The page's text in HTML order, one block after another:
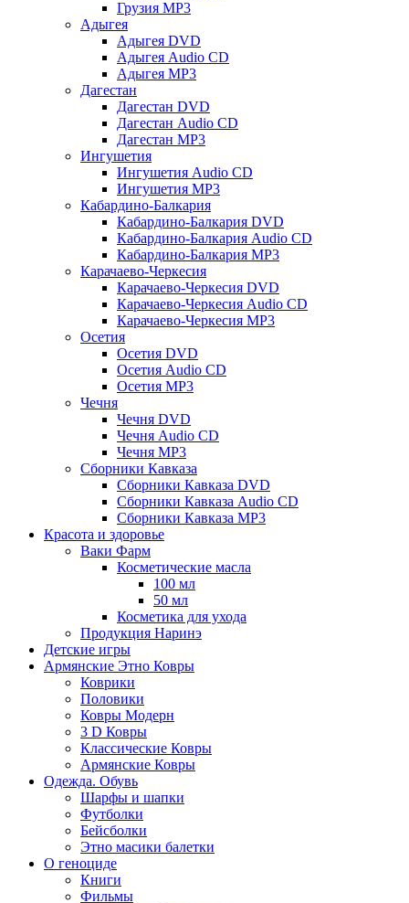
Грузия MP3
Адыгея
Адыгея DVD
Адыгея Audio CD
Адыгея MP3
Дагестан
Дагестан DVD
Дагестан Audio CD
Дагестан MP3
Ингушетия
Ингушетия Audio CD
Ингушетия MP3
Кабардино-Балкария
Кабардино-Балкария DVD
Кабардино-Балкария Audio CD
Кабардино-Балкария MP3
Карачаево-Черкесия
Карачаево-Черкесия DVD
Карачаево-Черкесия Audio CD
Карачаево-Черкесия MP3
Осетия
Осетия DVD
Осетия Audio CD
Осетия MP3
Чечня
Чечня DVD
Чечня Audio CD
Чечня MP3
Сборники Кавказа
Сборники Кавказа DVD
Сборники Кавказа Audio CD
Сборники Кавказа MP3
Красота и здоровье
Ваки Фарм
Косметические масла
100 мл
50 мл
Косметика для ухода
Продукция Наринэ
Детские игры
Армянские Этно Ковры
Коврики
Половики
Ковры Модерн
3 D Ковры
Классические Ковры
Армянские Ковры
Одежда. Обувь
Шарфы и шапки
Футболки
Бейсболки
Этно масики балетки
О геноциде
Книги
Фильмы